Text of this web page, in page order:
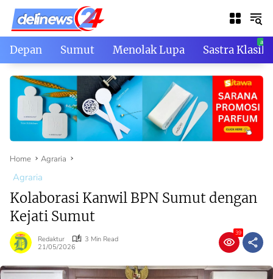
Skip
content
Depan Sumut Menolak Lupa Sastra Klasik
Home Agraria
Agraria
Kolaborasi Kanwil BPN Sumut dengan
Kejati Sumut
Redaktur
3 Min Read
21/05/2026
39